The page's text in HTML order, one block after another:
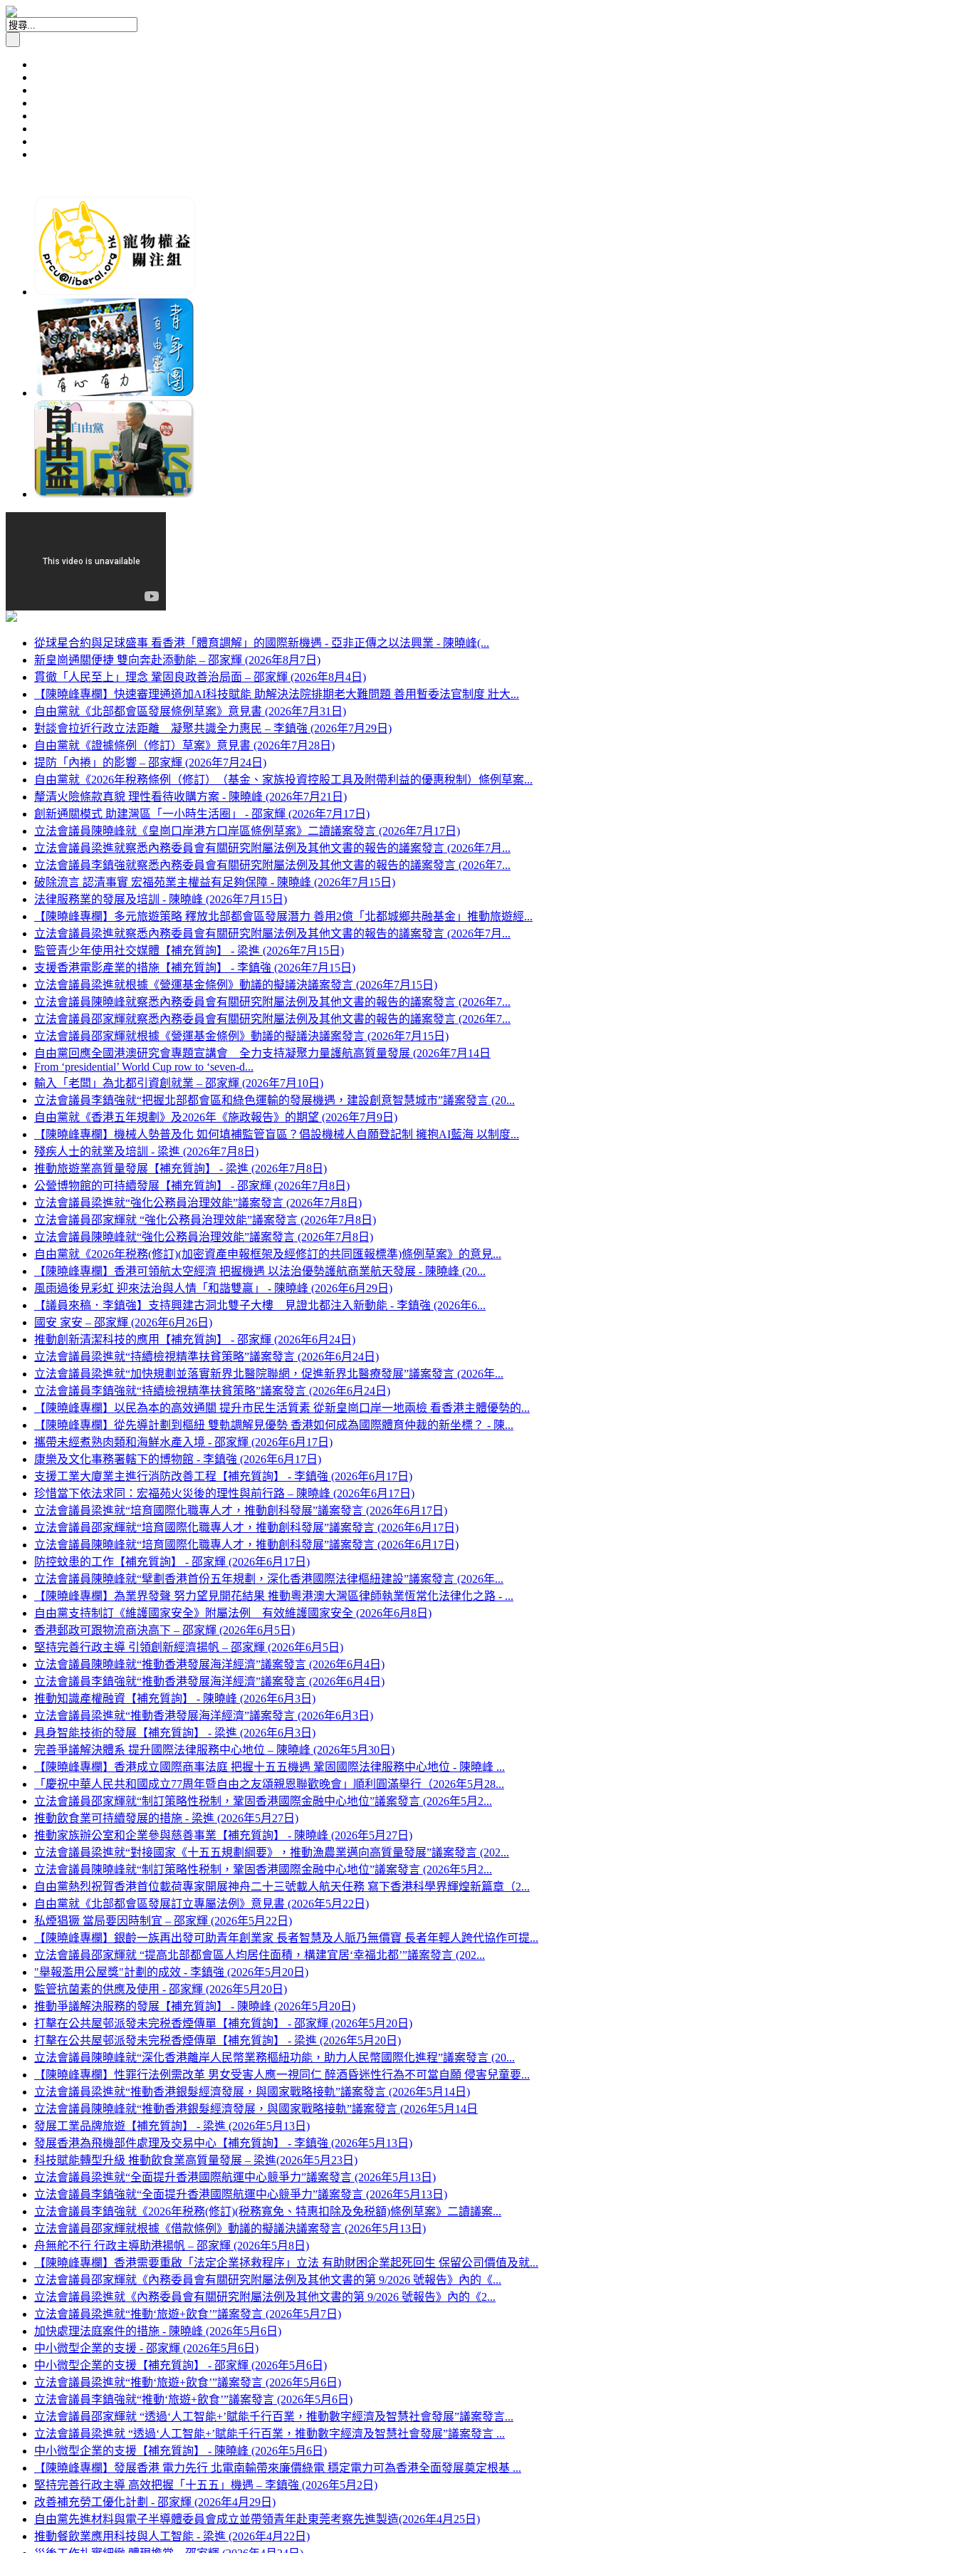
從球星合約與足球盛事 看香港「體育調解」的國際新機遇 - 亞非正傳之以法興業 - 陳曉峰(...
新皇崗通關便捷 雙向奔赴添動能 – 邵家輝 (2026年8月7日)
貫徹「人民至上」理念 鞏固良政善治局面 – 邵家輝 (2026年8月4日)
【陳曉峰專欄】快速審理通道加AI科技賦能 助解決法院排期老大難問題 善用暫委法官制度 壯大...
自由黨就《北部都會區發展條例草案》意見書 (2026年7月31日)
對談會拉近行政立法距離 凝聚共識全力惠民 – 李鎮強 (2026年7月29日)
自由黨就《證據條例（修訂）草案》意見書 (2026年7月28日)
提防「內捲」的影響 – 邵家輝 (2026年7月24日)
自由黨就《2026年稅務條例（修訂）（基金、家族投資控股工具及附帶利益的優惠稅制）條例草案...
釐清火險條款真貌 理性看待收購方案 - 陳曉峰 (2026年7月21日)
創新通關模式 助建灣區「一小時生活圈」 - 邵家輝 (2026年7月17日)
立法會議員陳曉峰就《皇崗口岸港方口岸區條例草案》二讀議案發言 (2026年7月17日)
立法會議員梁進就察悉內務委員會有關研究附屬法例及其他文書的報告的議案發言 (2026年7月...
立法會議員李鎮強就察悉內務委員會有關研究附屬法例及其他文書的報告的議案發言 (2026年7...
破除流言 認清事實 宏福苑業主權益有足夠保障 - 陳曉峰 (2026年7月15日)
法律服務業的發展及培訓 - 陳曉峰 (2026年7月15日)
【陳曉峰專欄】多元旅遊策略 釋放北部都會區發展潛力 善用2億「北都城鄉共融基金」推動旅遊經...
立法會議員梁進就察悉內務委員會有關研究附屬法例及其他文書的報告的議案發言 (2026年7月...
監管青少年使用社交媒體【補充質詢】 - 梁進 (2026年7月15日)
支援香港電影產業的措施【補充質詢】 - 李鎮強 (2026年7月15日)
立法會議員梁進就根據《營運基金條例》動議的擬議決議案發言 (2026年7月15日)
立法會議員陳曉峰就察悉內務委員會有關研究附屬法例及其他文書的報告的議案發言 (2026年7...
立法會議員邵家輝就察悉內務委員會有關研究附屬法例及其他文書的報告的議案發言 (2026年7...
立法會議員邵家輝就根據《營運基金條例》動議的擬議決議案發言 (2026年7月15日)
自由黨回應全國港澳研究會專題宣講會 全力支持凝聚力量護航高質量發展 (2026年7月14日
From ‘presidential’ World Cup row to ‘seven-d...
輸入「老闆」為北都引資創就業 – 邵家輝 (2026年7月10日)
立法會議員李鎮強就“把握北部都會區和綠色運輸的發展機遇，建設創意智慧城市”議案發言 (20...
自由黨就《香港五年規劃》及2026年《施政報告》的期望 (2026年7月9日)
【陳曉峰專欄】機械人勢普及化 如何填補監管盲區？倡設機械人自願登記制 擁抱AI藍海 以制度...
殘疾人士的就業及培訓 - 梁進 (2026年7月8日)
推動旅遊業高質量發展【補充質詢】 - 梁進 (2026年7月8日)
公營博物館的可持續發展【補充質詢】 - 邵家輝 (2026年7月8日)
立法會議員梁進就“強化公務員治理效能”議案發言 (2026年7月8日)
立法會議員邵家輝就 “強化公務員治理效能”議案發言 (2026年7月8日)
立法會議員陳曉峰就“強化公務員治理效能”議案發言 (2026年7月8日)
自由黨就《2026年税務(修訂)(加密資產申報框架及經修訂的共同匯報標準)條例草案》的意見...
【陳曉峰專欄】香港可領航太空經濟 把握機遇 以法治優勢護航商業航天發展 - 陳曉峰 (20...
風雨過後見彩虹 迎來法治與人情「和諧雙贏」 - 陳曉峰 (2026年6月29日)
【議員來稿．李鎮強】支持興建古洞北雙子大樓 見證北都注入新動能 - 李鎮強 (2026年6...
國安 家安 – 邵家輝 (2026年6月26日)
推動創新清潔科技的應用【補充質詢】 - 邵家輝 (2026年6月24日)
立法會議員梁進就“持續檢視精準扶貧策略”議案發言 (2026年6月24日)
立法會議員梁進就“加快規劃並落實新界北醫院聯網，促進新界北醫療發展”議案發言 (2026年...
立法會議員李鎮強就“持續檢視精準扶貧策略”議案發言 (2026年6月24日)
【陳曉峰專欄】以民為本的高效通關 提升市民生活質素 從新皇崗口岸一地兩檢 看香港主體優勢的...
【陳曉峰專欄】從先導計劃到樞紐 雙軌調解見優勢 香港如何成為國際體育仲裁的新坐標？ - 陳...
攜帶未經煮熟肉類和海鮮水產入境 - 邵家輝 (2026年6月17日)
康樂及文化事務署轄下的博物館 - 李鎮強 (2026年6月17日)
支援工業大廈業主進行消防改善工程【補充質詢】 - 李鎮強 (2026年6月17日)
珍惜當下依法求同：宏福苑火災後的理性與前行路 – 陳曉峰 (2026年6月17日)
立法會議員梁進就“培育國際化職專人才，推動創科發展”議案發言 (2026年6月17日)
立法會議員邵家輝就“培育國際化職專人才，推動創科發展”議案發言 (2026年6月17日)
立法會議員陳曉峰就“培育國際化職專人才，推動創科發展”議案發言 (2026年6月17日)
防控蚊患的工作【補充質詢】 - 邵家輝 (2026年6月17日)
立法會議員陳曉峰就“擘劃香港首份五年規劃，深化香港國際法律樞紐建設”議案發言 (2026年...
【陳曉峰專欄】為業界發聲 努力望見開花結果 推動粵港澳大灣區律師執業恆常化法律化之路 - ...
自由黨支持制訂《維護國家安全》附屬法例 有效維護國家安全 (2026年6月8日)
香港郵政可跟物流商決高下 – 邵家輝 (2026年6月5日)
堅持完善行政主導 引領創新經濟揚帆 – 邵家輝 (2026年6月5日)
立法會議員陳曉峰就“推動香港發展海洋經濟”議案發言 (2026年6月4日)
立法會議員李鎮強就“推動香港發展海洋經濟”議案發言 (2026年6月4日)
推動知識產權融資【補充質詢】 - 陳曉峰 (2026年6月3日)
立法會議員梁進就“推動香港發展海洋經濟”議案發言 (2026年6月3日)
具身智能技術的發展【補充質詢】 - 梁進 (2026年6月3日)
完善爭議解決體系 提升國際法律服務中心地位 – 陳曉峰 (2026年5月30日)
【陳曉峰專欄】香港成立國際商事法庭 把握十五五機遇 鞏固國際法律服務中心地位 - 陳曉峰 ...
「慶祝中華人民共和國成立77周年暨自由之友頌親恩聯歡晚會」順利圓滿舉行（2026年5月28...
立法會議員邵家輝就“制訂策略性税制，鞏固香港國際金融中心地位”議案發言 (2026年5月2...
推動飲食業可持續發展的措施 - 梁進 (2026年5月27日)
推動家族辦公室和企業參與慈善事業【補充質詢】 - 陳曉峰 (2026年5月27日)
立法會議員梁進就“對接國家《十五五規劃綱要》，推動漁農業邁向高質量發展”議案發言 (202...
立法會議員陳曉峰就“制訂策略性税制，鞏固香港國際金融中心地位”議案發言 (2026年5月2...
自由黨熱烈祝賀香港首位載荷專家開展神舟二十三號載人航天任務 寫下香港科學界輝煌新篇章（2...
自由黨就《北部都會區發展訂立專屬法例》意見書 (2026年5月22日)
私煙猖獗 當局要因時制宜 – 邵家輝 (2026年5月22日)
【陳曉峰專欄】銀齡一族再出發可助青年創業家 長者智慧及人脈乃無價寶 長者年輕人跨代協作可提...
立法會議員邵家輝就 “提高北部都會區人均居住面積，構建宜居‘幸福北都’”議案發言 (202...
"舉報濫用公屋獎"計劃的成效 - 李鎮強 (2026年5月20日)
監管抗菌素的供應及使用 - 邵家輝 (2026年5月20日)
推動爭議解決服務的發展【補充質詢】 - 陳曉峰 (2026年5月20日)
打擊在公共屋邨派發未完税香煙傳單【補充質詢】 - 邵家輝 (2026年5月20日)
打擊在公共屋邨派發未完税香煙傳單【補充質詢】 - 梁進 (2026年5月20日)
立法會議員陳曉峰就“深化香港離岸人民幣業務樞紐功能，助力人民幣國際化進程”議案發言 (20...
【陳曉峰專欄】性罪行法例需改革 男女受害人應一視同仁 醉酒昏迷性行為不可當自願 侵害兒童要...
立法會議員梁進就“推動香港銀髮經濟發展，與國家戰略接軌”議案發言 (2026年5月14日)
立法會議員陳曉峰就“推動香港銀髮經濟發展，與國家戰略接軌”議案發言 (2026年5月14日
發展工業品牌旅遊【補充質詢】 - 梁進 (2026年5月13日)
發展香港為飛機部件處理及交易中心【補充質詢】 - 李鎮強 (2026年5月13日)
科技賦能轉型升級 推動飲食業高質量發展 – 梁進(2026年5月23日)
立法會議員梁進就“全面提升香港國際航運中心競爭力”議案發言 (2026年5月13日)
立法會議員李鎮強就“全面提升香港國際航運中心競爭力”議案發言 (2026年5月13日)
立法會議員李鎮強就《2026年税務(修訂)(税務寬免、特惠扣除及免税額)條例草案》二讀議案...
立法會議員邵家輝就根據《借款條例》動議的擬議決議案發言 (2026年5月13日)
舟無舵不行 行政主導助港揚帆 – 邵家輝 (2026年5月8日)
【陳曉峰專欄】香港需要重啟「法定企業拯救程序」立法 有助財困企業起死回生 保留公司價值及就...
立法會議員邵家輝就《內務委員會有關研究附屬法例及其他文書的第 9/2026 號報告》內的《...
立法會議員梁進就《內務委員會有關研究附屬法例及其他文書的第 9/2026 號報告》內的《2...
立法會議員梁進就“推動‘旅遊+飲食’”議案發言 (2026年5月7日)
加快處理法庭案件的措施 - 陳曉峰 (2026年5月6日)
中小微型企業的支援 - 邵家輝 (2026年5月6日)
中小微型企業的支援【補充質詢】 - 邵家輝 (2026年5月6日)
立法會議員梁進就“推動‘旅遊+飲食’”議案發言 (2026年5月6日)
立法會議員李鎮強就“推動‘旅遊+飲食’”議案發言 (2026年5月6日)
立法會議員邵家輝就 “透過‘人工智能+’賦能千行百業，推動數字經濟及智慧社會發展”議案發言...
立法會議員梁進就 “透過‘人工智能+’賦能千行百業，推動數字經濟及智慧社會發展”議案發言 ...
中小微型企業的支援【補充質詢】 - 陳曉峰 (2026年5月6日)
【陳曉峰專欄】發展香港 電力先行 北電南輸帶來廉價綠電 穩定電力可為香港全面發展奠定根基 ...
堅持完善行政主導 高效把握「十五五」機遇 – 李鎮強 (2026年5月2日)
改善補充勞工優化計劃 - 邵家輝 (2026年4月29日)
自由黨先進材料與電子半導體委員會成立並帶領青年赴東莞考察先進製造(2026年4月25日)
推動餐飲業應用科技與人工智能 - 梁進 (2026年4月22日)